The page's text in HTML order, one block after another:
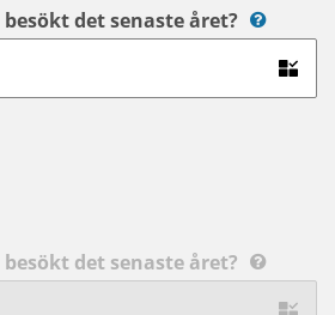
det senaste året?
det senaste året?